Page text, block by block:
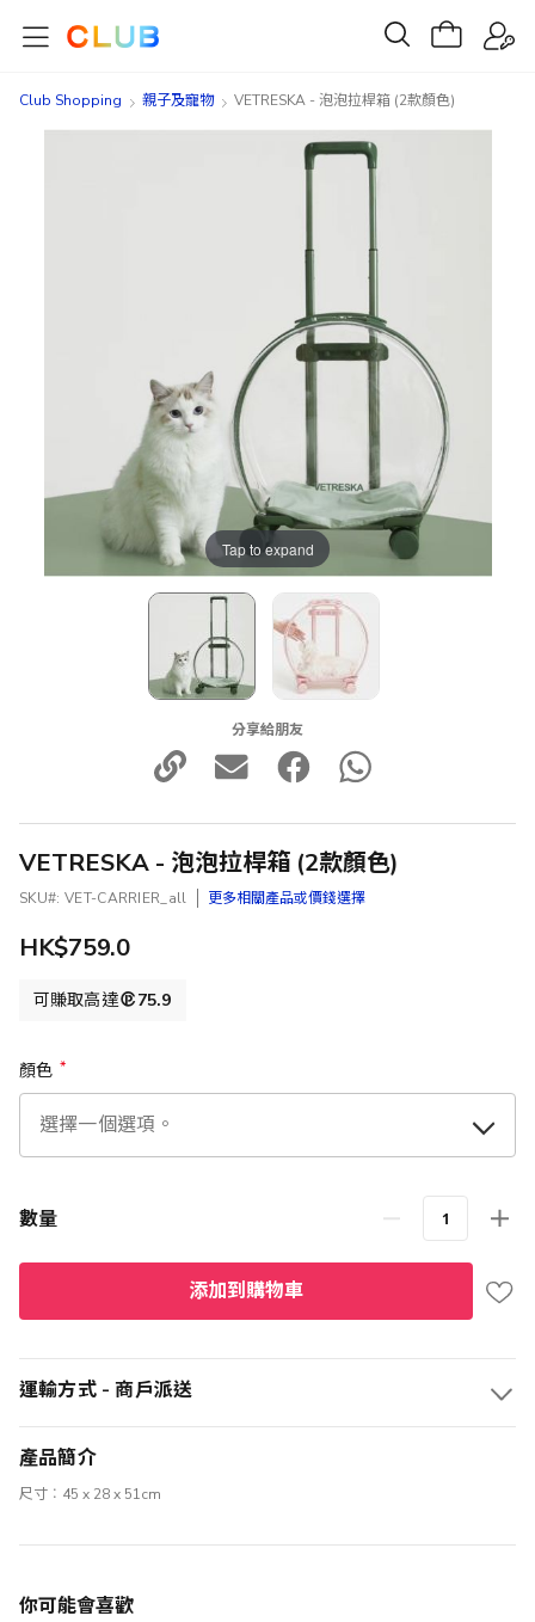
Club Shopping 親子及寵物 VETRESKA - 泡泡拉桿箱 (2款顏色)
Tap to expand
分享給朋友
VETRESKA - 泡泡拉桿箱 (2款顏色)
SKU VET-CARRIER_all 更多相關產品或價錢選擇
HK$759.0
可賺取高達 75.9
顏色
數量
添加到購物車
運輸方式 - 商戶派送
產品簡介
尺寸︰45 x 28 x 51cm
你可能會喜歡